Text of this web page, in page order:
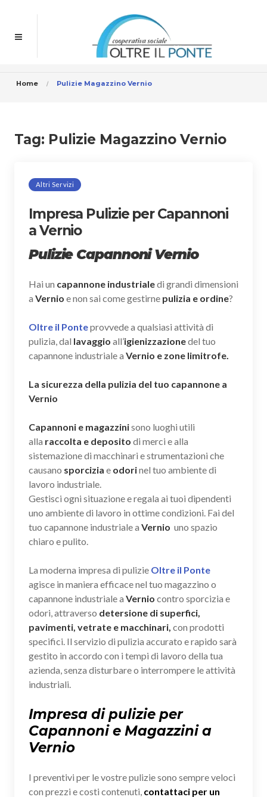
Home Pulizie Magazzino Vernio
Tag: Pulizie Magazzino Vernio
Altri Servizi
Impresa Pulizie per Capannoni
a Vernio
Pulizie Capannoni Vernio
Hai un capannone industrialedi grandi dimensioni
a Vernio e non sai come gestirne pulizia e ordine?
Oltre il Ponteprovvede a qualsiasi attività di
pulizia, dal lavaggio all’igienizzazionedel tuo
capannone industriale a Vernio e zone limitrofe.
La sicurezza della pulizia del tuo capannone a
Vernio
Capannoni e magazzinisono luoghi utili
alla raccolta e deposito di merci e alla
sistemazione di macchinari e strumentazioni che
causano sporcizia e odorinel tuo ambiente di
lavoro industriale.
Gestisci ogni situazione e regala ai tuoi dipendenti
uno ambiente di lavoro in ottime condizioni. Fai del
tuo capannone industriale a Vernio uno spazio
chiaro e pulito.
La moderna impresa di pulizie Oltre il Ponte
agisce in maniera efficace nel tuo magazzino o
capannone industriale a Vernio contro sporcizia e
odori, attraverso detersione di superfici,
pavimenti, vetrate e macchinari, con prodotti
specifici. Il servizio di pulizia accurato e rapido sarà
gestito in accordo con i tempi di lavoro della tua
azienda, senza disturbare o interrompere le attività
industriali.
Impresa di pulizie per
Capannoni e Magazzini a
Vernio
I preventivi per le vostre pulizie sono sempre veloci
con prezzi e costi contenuti, contattaci per un